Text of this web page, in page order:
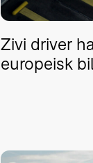
Zivi driver
europeisk